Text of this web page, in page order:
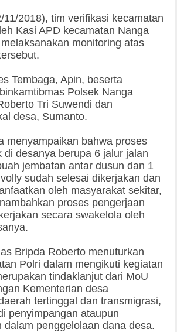
11/2018), tim verifikasi kecamatan
Kasi APD kecamatan Nanga
monitoring atas
Tembaga, Apin, beserta
Polsek Nanga
Tri Suwendi dan
desa, Sumanto.
menyampaikan bahwa proses
di desanya berupa 6 jalur jalan
jembatan antar dusun dan 1
sudah selesai dikerjakan dan
oleh masyarakat sekitar,
proses pengerjaan
secara swakelola oleh
Bripda Roberto menuturkan
Polri dalam mengikuti kegiatan
tindaklanjut dari MoU
Kementerian desa
tertinggal dan transmigrasi,
penyimpangan ataupun
dalam penggelolaan dana desa.